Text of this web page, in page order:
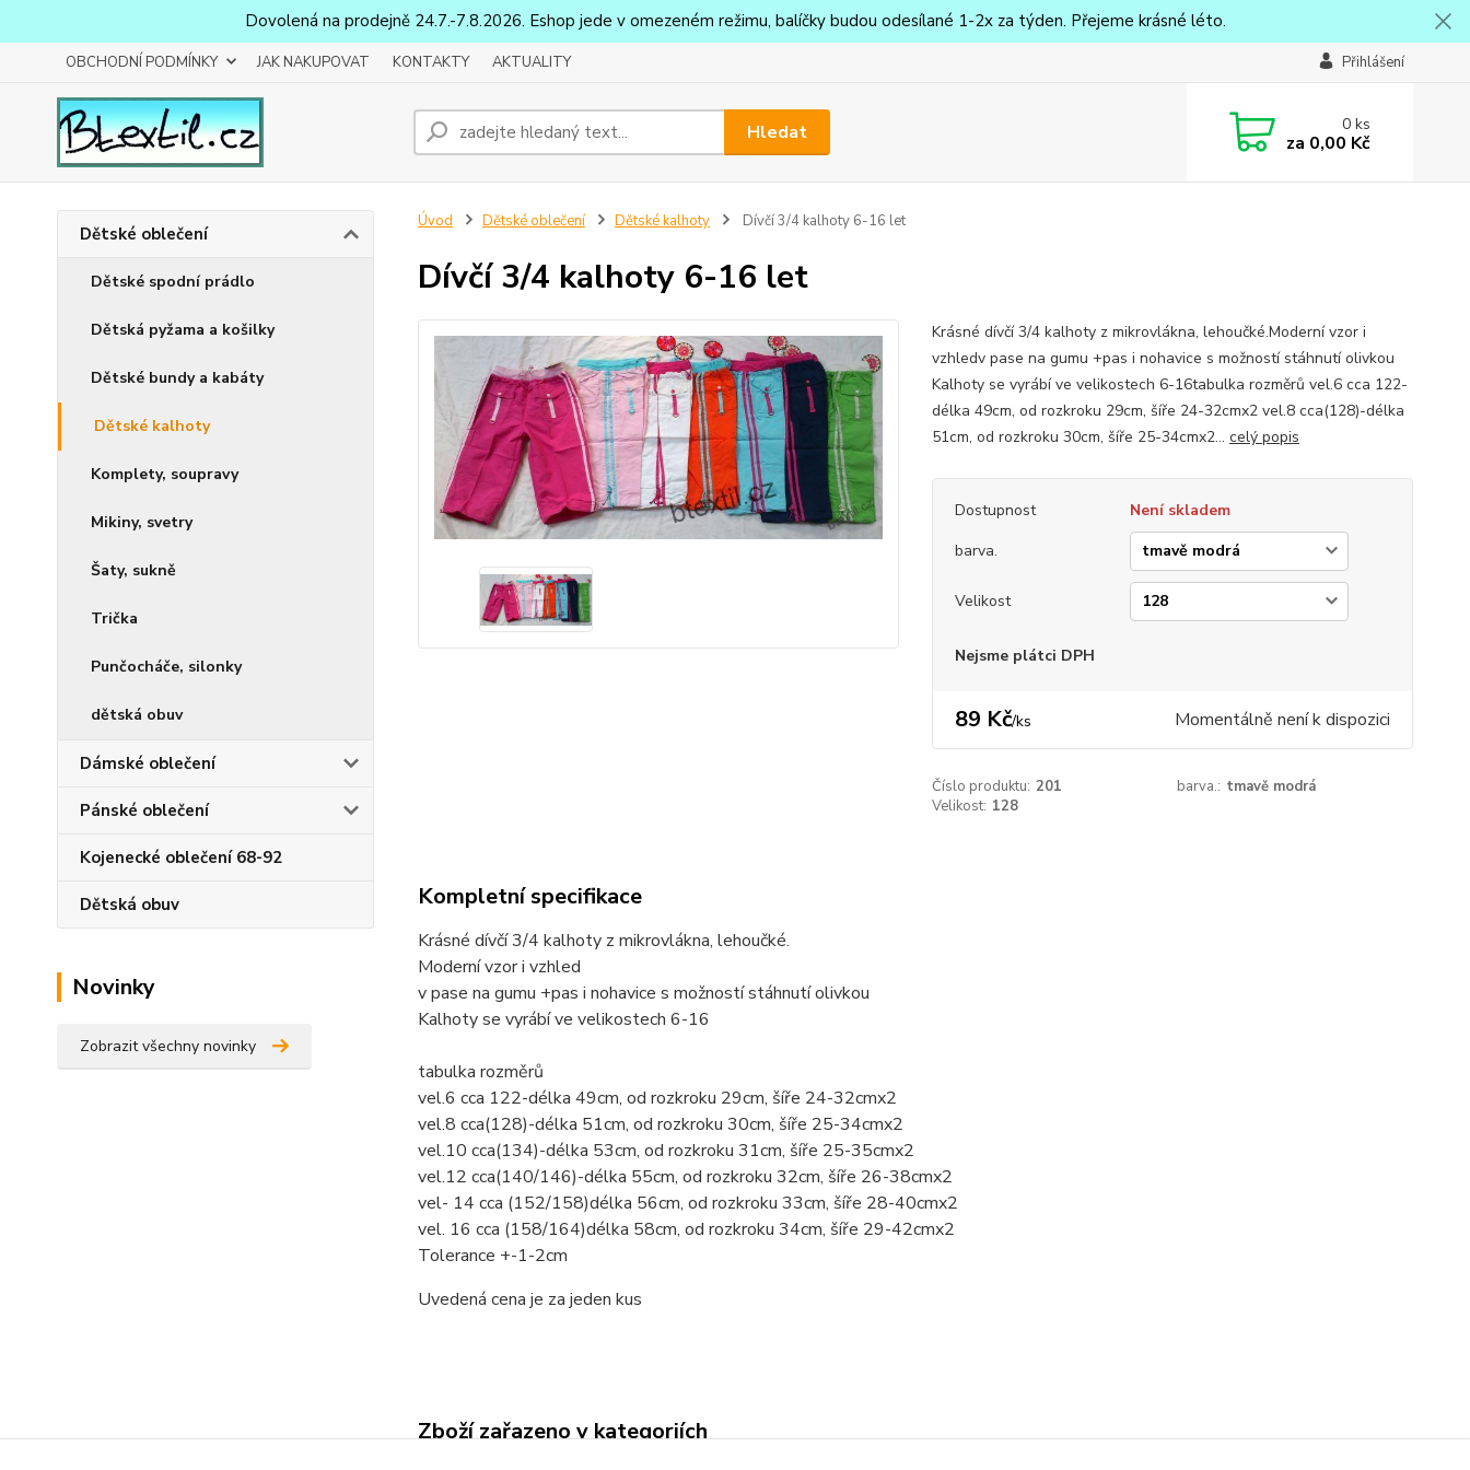
Dovolená na prodejně 24.7.-7.8.2026. Eshop jede v omezeném režimu, balíčky budou odesílané 1-2x za týden. Přejeme krásné léto.
OBCHODNÍ PODMÍNKY JAK NAKUPOVAT KONTAKTY AKTUALITY Přihlášení
Hledat 0ks
za 0,00 Kč
Dětské oblečení
Dětské spodní prádlo
Dětská pyžama a košilky
Dětské bundy a kabáty
Dětské kalhoty
Komplety, soupravy
Mikiny, svetry
Šaty, sukně
Trička
Punčocháče, silonky
dětská obuv
Dámské oblečení
Pánské oblečení
Kojenecké oblečení 68-92
Dětská obuv
Novinky
Zobrazit všechny novinky
Úvod Dětské oblečení Dětské kalhoty Dívčí 3/4 kalhoty 6-16 let
Dívčí 3/4 kalhoty 6-16 let
Krásné dívčí 3/4 kalhoty z mikrovlákna, lehoučké.Moderní vzor i
vzhledv pase na gumu +pas i nohavice s možností stáhnutí olivkou
Kalhoty se vyrábí ve velikostech 6-16tabulka rozměrů vel.6 cca 122-
délka 49cm, od rozkroku 29cm, šíře 24-32cmx2 vel.8 cca(128)-délka
51cm, od rozkroku 30cm, šíře 25-34cmx2... celý popis
Dostupnost
Není skladem
barva.
Velikost
Nejsme plátci DPH
89 Kč/ks Momentálně není k dispozici
Číslo produktu: 201 barva.: tmavě modrá
Velikost: 128
Kompletní specifikace
Krásné dívčí 3/4 kalhoty z mikrovlákna, lehoučké.
Moderní vzor i vzhled
v pase na gumu +pas i nohavice s možností stáhnutí olivkou
Kalhoty se vyrábí ve velikostech 6-16
tabulka rozměrů
vel.6 cca 122-délka 49cm, od rozkroku 29cm, šíře 24-32cmx2
vel.8 cca(128)-délka 51cm, od rozkroku 30cm, šíře 25-34cmx2
vel.10 cca(134)-délka 53cm, od rozkroku 31cm, šíře 25-35cmx2
vel.12 cca(140/146)-délka 55cm, od rozkroku 32cm, šíře 26-38cmx2
vel- 14 cca (152/158)délka 56cm, od rozkroku 33cm, šíře 28-40cmx2
vel. 16 cca (158/164)délka 58cm, od rozkroku 34cm, šíře 29-42cmx2
Tolerance +-1-2cm
Uvedená cena je za jeden kus
Zboží zařazeno v kategoriích